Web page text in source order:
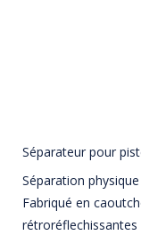
Séparateur pour
Séparation
Fabriqué en
rétroréflechissantes